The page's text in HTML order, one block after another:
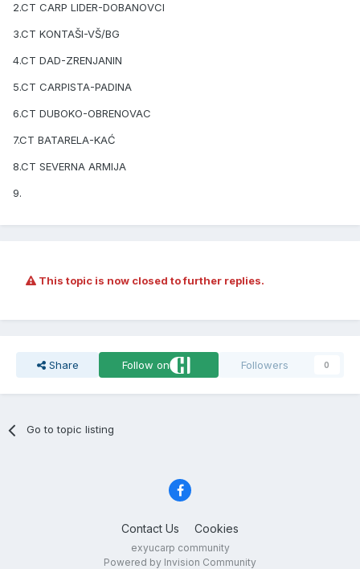
2.CT CARP LIDER-DOBANOVCI
3.CT KONTAŠI-VŠ/BG
4.CT DAD-ZRENJANIN
5.CT CARPISTA-PADINA
6.CT DUBOKO-OBRENOVAC
7.CT BATARELA-KAĆ
8.CT SEVERNA ARMIJA
9.
This topic is now closed to further replies.
Share Follow on Followers 0
Go to topic listing
Contact Us Cookies
exyucarp community
Powered by Invision Community